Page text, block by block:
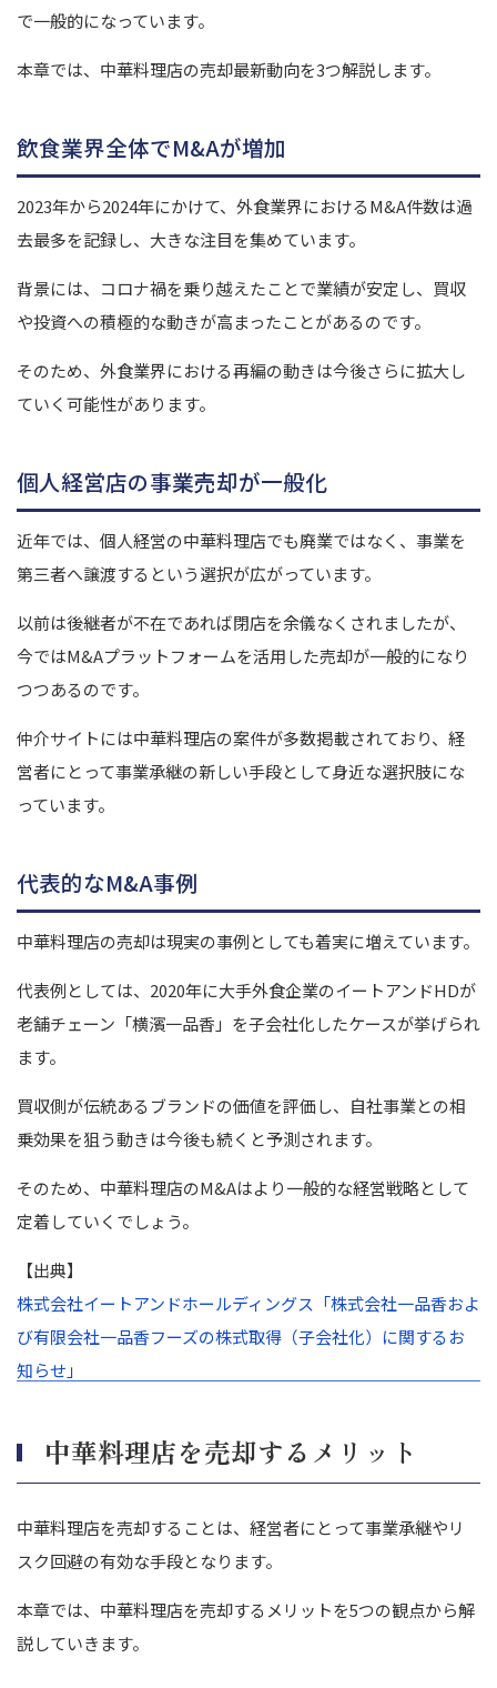
で一般的になっています。
本章では、中華料理店の売却最新動向を3つ解説します。
飲食業界全体でM&Aが増加
2023年から2024年にかけて、外食業界におけるM&A件数は過
去最多を記録し、大きな注目を集めています。
背景には、コロナ禍を乗り越えたことで業績が安定し、買収
や投資への積極的な動きが高まったことがあるのです。
そのため、外食業界における再編の動きは今後さらに拡大し
ていく可能性があります。
個人経営店の事業売却が一般化
近年では、個人経営の中華料理店でも廃業ではなく、事業を
第三者へ譲渡するという選択が広がっています。
以前は後継者が不在であれば閉店を余儀なくされましたが、
今ではM&Aプラットフォームを活用した売却が一般的になり
つつあるのです。
仲介サイトには中華料理店の案件が多数掲載されており、経
営者にとって事業承継の新しい手段として身近な選択肢にな
っています。
代表的なM&A事例
中華料理店の売却は現実の事例としても着実に増えています。
代表例としては、2020年に大手外食企業のイートアンドHDが
老舗チェーン「横濱一品香」を子会社化したケースが挙げられ
ます。
買収側が伝統あるブランドの価値を評価し、自社事業との相
乗効果を狙う動きは今後も続くと予測されます。
そのため、中華料理店のM&Aはより一般的な経営戦略として
定着していくでしょう。
【出典】
株式会社イートアンドホールディングス「株式会社一品香およ
び有限会社一品香フーズの株式取得（子会社化）に関するお
知らせ」
中華料理店を売却するメリット
中華料理店を売却することは、経営者にとって事業承継やリ
スク回避の有効な手段となります。
本章では、中華料理店を売却するメリットを5つの観点から解
説していきます。